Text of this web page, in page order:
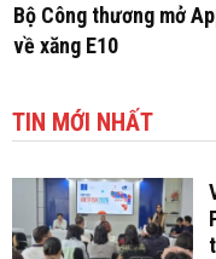
Bộ Công thương mở
về xăng E10
TIN MỚI NHẤT